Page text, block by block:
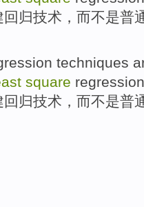
回归技术 ， 而不是普
techniques
square
回归技术 ， 而不是普